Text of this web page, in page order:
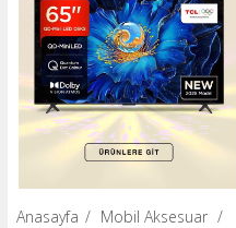
Anasayfa / Mobil Aksesuar /